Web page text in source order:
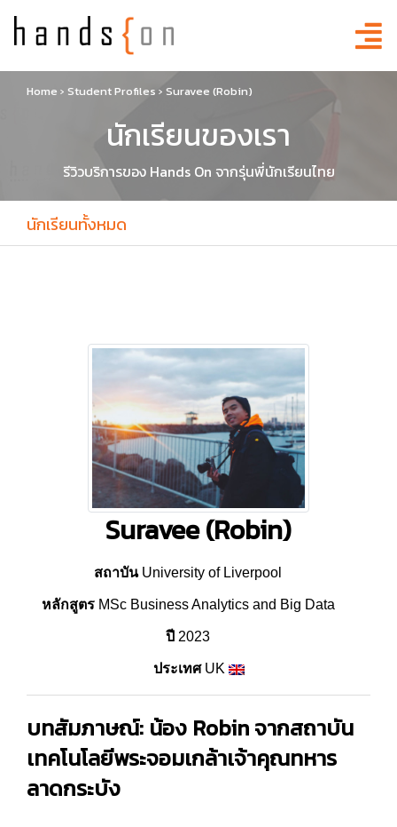
Home › Student Profiles › Suravee (Robin)
นักเรียนของเรา
รีวิวบริการของ Hands On จากรุ่นพี่นักเรียนไทย
นักเรียนทั้งหมด
Suravee (Robin)
สถาบันUniversity of Liverpool
หลักสูตรMSc Business Analytics and Big Data
ปี 2023
ประเทศUK
บทสัมภาษณ์: น้อง Robin จากสถาบัน
เทคโนโลยีพระจอมเกล้าเจ้าคุณทหาร
ลาดกระบัง